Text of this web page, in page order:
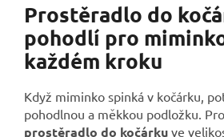
Prostěradlo do
pohodlí pro
každém kroku
Když miminko spinká v kočárku,
pohodlnou a měkkou podložku.
prostěradlo do kočárku ve